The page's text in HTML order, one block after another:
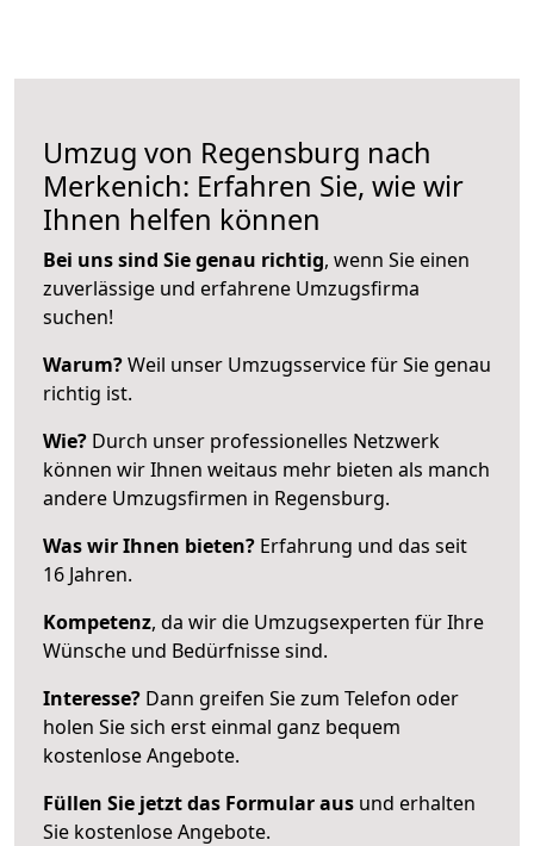
Umzug von Regensburg nach
Merkenich: Erfahren Sie, wie wir
Ihnen helfen können
Bei uns sind Sie genau richtig, wenn Sie einen
zuverlässige und erfahrene Umzugsfirma
suchen!
Warum?Weil unser Umzugsservice für Sie genau
richtig ist.
Wie? Durch unser professionelles Netzwerk
können wir Ihnen weitaus mehr bieten als manch
andere Umzugsfirmen in Regensburg.
Was wir Ihnen bieten? Erfahrung und das seit
16 Jahren.
Kompetenz, da wir die Umzugsexperten für Ihre
Wünsche und Bedürfnisse sind.
Interesse? Dann greifen Sie zum Telefon oder
holen Sie sich erst einmal ganz bequem
kostenlose Angebote.
Füllen Sie jetzt das Formular aus und erhalten
Sie kostenlose Angebote.